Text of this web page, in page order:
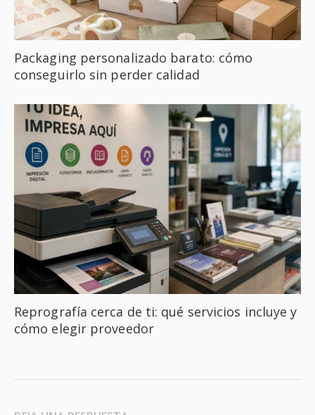
Packaging personalizado barato: cómo
conseguirlo sin perder calidad
Reprografía cerca de ti: qué servicios incluye y
cómo elegir proveedor